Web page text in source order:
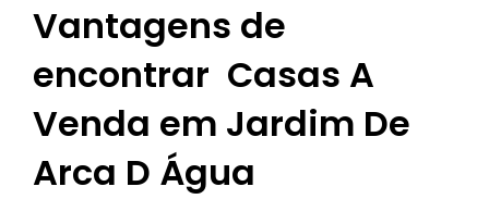
Vantagens de
encontrar Casas A
Venda em Jardim De
Arca D Água